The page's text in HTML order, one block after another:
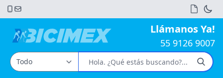
Llámanos Ya!
55 9126 9007